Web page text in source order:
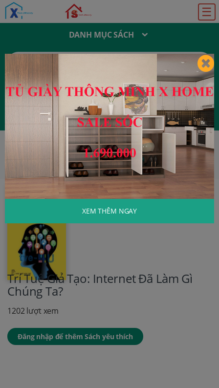
☰
DANH MỤC SÁCH
T
M
K
I
Ế
M
Đăng ký Đăng nhập
HOME Khoa Học - Kỹ Thuật
Trí Tuệ Giả
Tạo: Internet Đã Làm Gì Chúng Ta?
Trí Tuệ Giả Tạo: Internet Đã Làm Gì
Chúng Ta?
1202 lượt xem
Đăng nhập để thêm Sách yêu thích
XEM THÊM NGAY